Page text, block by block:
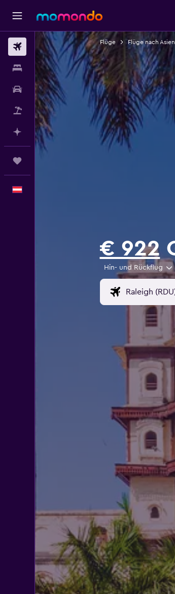
Flüge
Unterkünfte
Mietwagen
Pauschalreisen
Mit KI planen
Flüge Flüge nach Asien
€ 922
Hin- und Rückflug